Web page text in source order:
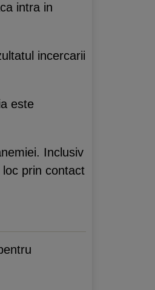
intra in
incercarii
este
Inclusiv
prin contact